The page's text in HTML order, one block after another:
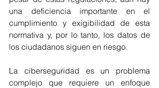
una deficiencia importante en el
cumplimiento y exigibilidad de esta
normativa y, por lo tanto, los datos de
los ciudadanos siguen en riesgo.
La ciberseguridad es un problema
complejo que requiere un enfoque